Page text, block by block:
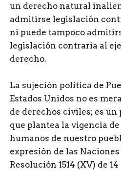
un derecho natural
admitirse legislación
ni puede tampoco
legislación contraria al
derecho.
La sujeción política de
Estados Unidos no es
de derechos civiles; es
que plantea la vigencia
humanos de nuestro
expresión de las
Resolución 1514 (XV) de